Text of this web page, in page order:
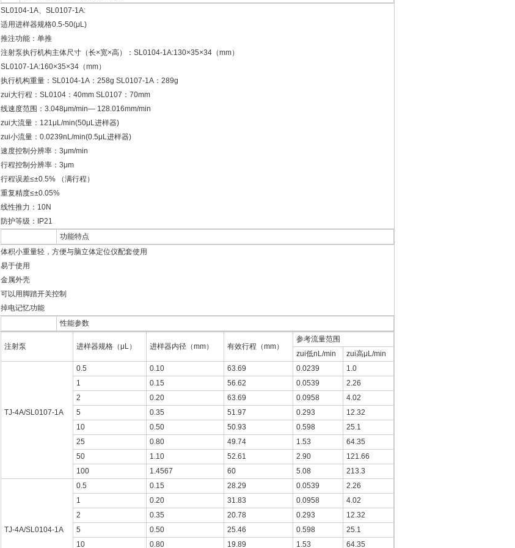
SL0104-1A、SL0107-1A:
适用进样器规格0.5-50(μL)
推注功能：单推
注射泵执行机构主体尺寸（长×宽×高）：SL0104-1A:130×35×34（mm）
SL0107-1A:160×35×34（mm）
执行机构重量：SL0104-1A：258g SL0107-1A：289g
zui大行程：SL0104：40mm SL0107：70mm
线速度范围：3.048μm/min— 128.016mm/min
zui大流量：121μL/min(50μL进样器)
zui小流量：0.0239nL/min(0.5μL进样器)
速度控制分辨率：3μm/min
行程控制分辨率：3μm
行程误差≤±0.5% （满行程）
重复精度≤±0.05%
线性推力：10N
防护等级：IP21
功能特点
体积小重量轻，方便与脑立体定位仪配套使用
易于使用
金属外壳
可以用脚踏开关控制
掉电记忆功能
性能参数
注射泵 进样器规格（μL） 进样器内径（mm） 有效行程（mm）
参考流量范围
zui低nL/min
zui高μL/min
TJ-4A/SL0107-1A
0.5 0.10 63.69 0.0239
1.0
1
0.15 56.62 0.0539
2.26
2
0.20 63.69 0.0958
4.02
5
0.35 51.97 0.293
12.32
10
0.50 50.93 0.598
25.1
25
0.80 49.74 1.53
64.35
50
1.10 52.61 2.90
121.66
100
1.4567 60 5.08 213.3
TJ-4A/SL0104-1A
0.5 0.15 28.29 0.0539
2.26
1
0.20 31.83 0.0958
4.02
2
0.35 20.78 0.293
12.32
5
0.50 25.46 0.598
25.1
10
0.80 19.89 1.53
64.35